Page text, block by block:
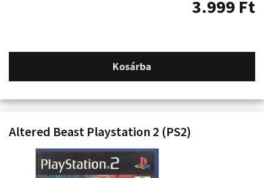
3.999 Ft
Kosárba
Altered Beast Playstation 2 (PS2)